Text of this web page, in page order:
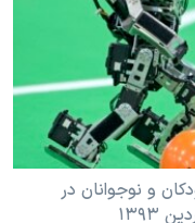
و نوجوانان در